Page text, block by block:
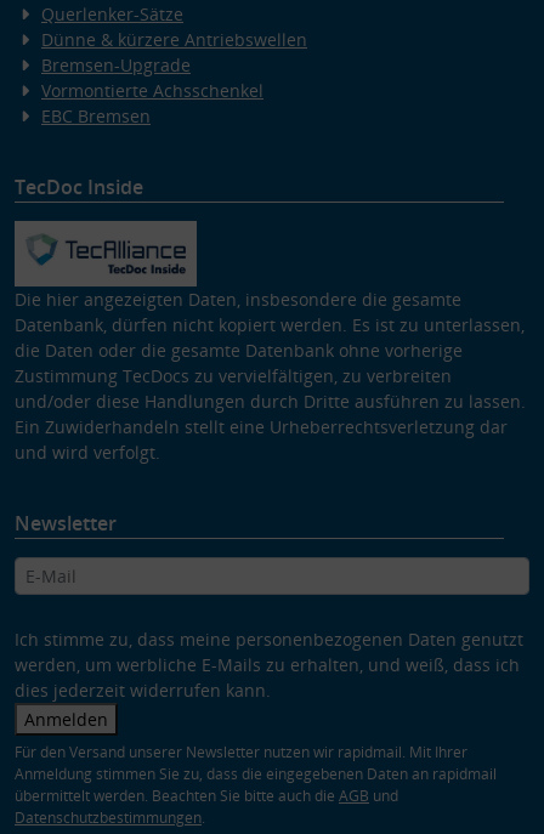
Querlenker-Sätze
Dünne & kürzere Antriebswellen
Bremsen-Upgrade
Vormontierte Achsschenkel
EBC Bremsen
TecDoc Inside
Die hier angezeigten Daten, insbesondere die gesamte
Datenbank, dürfen nicht kopiert werden. Es ist zu unterlassen,
die Daten oder die gesamte Datenbank ohne vorherige
Zustimmung TecDocs zu vervielfältigen, zu verbreiten
und/oder diese Handlungen durch Dritte ausführen zu lassen.
Ein Zuwiderhandeln stellt eine Urheberrechtsverletzung dar
und wird verfolgt.
Newsletter
Ich stimme zu, dass meine personenbezogenen Daten genutzt
werden, um werbliche E-Mails zu erhalten, und weiß, dass ich
dies jederzeit widerrufen kann.
Anmelden
Für den Versand unserer Newsletter nutzen wir rapidmail. Mit Ihrer
Anmeldung stimmen Sie zu, dass die eingegebenen Daten an rapidmail
übermittelt werden. Beachten Sie bitte auch die AGB und
Datenschutzbestimmungen.